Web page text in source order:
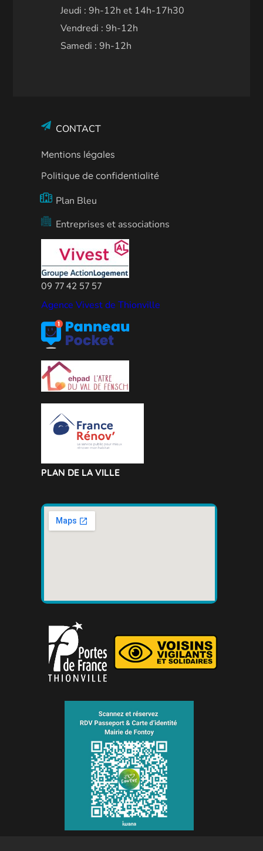
Jeudi : 9h-12h et 14h-17h30
Vendredi : 9h-12h
Samedi : 9h-12h
CONTACT
Mentions légales
Politique de confidentialité
Plan Bleu
Entreprises et associations
09 77 42 57 57
Agence Vivest de Thionville
PLAN DE LA VILLE